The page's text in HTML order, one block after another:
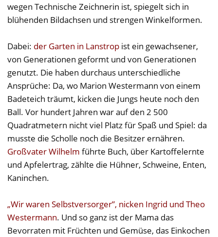
wegen Technische Zeichnerin ist, spiegelt sich in
blühenden Bildachsen und strengen Winkelformen.
Dabei: der Garten in Lanstrop ist ein gewachsener,
von Generationen geformt und von Generationen
genutzt. Die haben durchaus unterschiedliche
Ansprüche: Da, wo Marion Westermann von einem
Badeteich träumt, kicken die Jungs heute noch den
Ball. Vor hundert Jahren war auf den 2 500
Quadratmetern nicht viel Platz für Spaß und Spiel: da
musste die Scholle noch die Besitzer ernähren.
Großvater Wilhelm führte Buch, über Kartoffelernte
und Apfelertrag, zählte die Hühner, Schweine, Enten,
Kaninchen.
„Wir waren Selbstversorger”, nicken Ingrid und Theo
Westermann. Und so ganz ist der Mama das
Bevorraten mit Früchten und Gemüse, das Einkochen